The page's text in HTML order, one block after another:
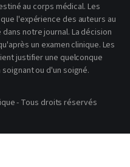
au corps médical. Les
l'expérience des auteurs au
notre journal. La décision
un examen clinique. Les
justifier une quelconque
ou d'un soigné.
- Tous droits réservés